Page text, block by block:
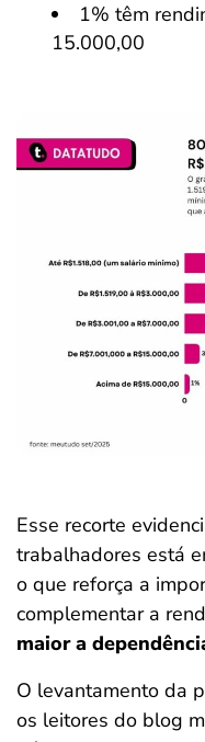
1% têm
15.000,00
Esse recorte
trabalhadores está
o que reforça a
complementar a
maior a
O levantamento da
os leitores do blog